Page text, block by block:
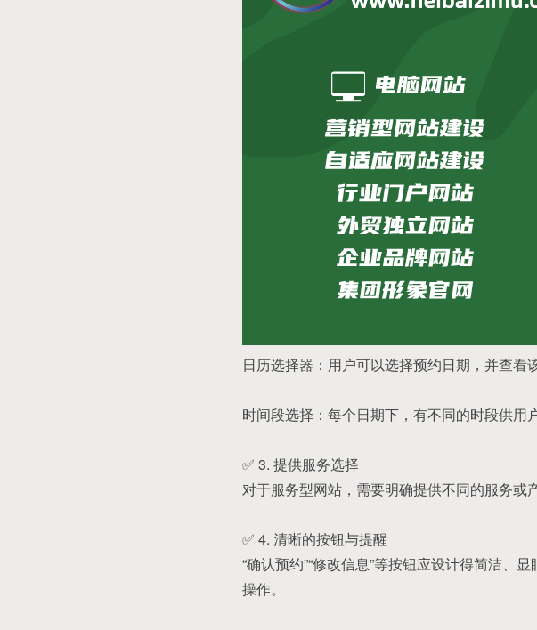
日历选择器：用户可以选择预约日期，并查看
时间段选择：每个日期下，有不同的时段供用
✅ 3. 提供服务选择
对于服务型网站，需要明确提供不同的服务或
✅ 4. 清晰的按钮与提醒
“确认预约”“修改信息”等按钮应设计得简洁、
操作。